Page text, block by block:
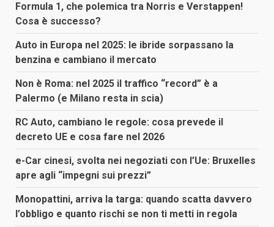
Formula 1, che polemica tra Norris e Verstappen!
Cosa è successo?
Auto in Europa nel 2025: le ibride sorpassano la
benzina e cambiano il mercato
Non è Roma: nel 2025 il traffico “record” è a
Palermo (e Milano resta in scia)
RC Auto, cambiano le regole: cosa prevede il
decreto UE e cosa fare nel 2026
e-Car cinesi, svolta nei negoziati con l’Ue: Bruxelles
apre agli “impegni sui prezzi”
Monopattini, arriva la targa: quando scatta davvero
l’obbligo e quanto rischi se non ti metti in regola